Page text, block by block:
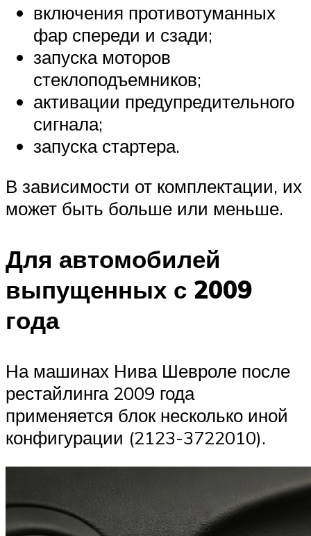
включения противотуманных
фар спереди и сзади;
запуска моторов
стеклоподъемников;
активации предупредительного
сигнала;
запуска стартера.
В зависимости от комплектации, их
может быть больше или меньше.
Для автомобилей
выпущенных с 2009
года
На машинах Нива Шевроле после
рестайлинга 2009 года
применяется блок несколько иной
конфигурации (2123-3722010).